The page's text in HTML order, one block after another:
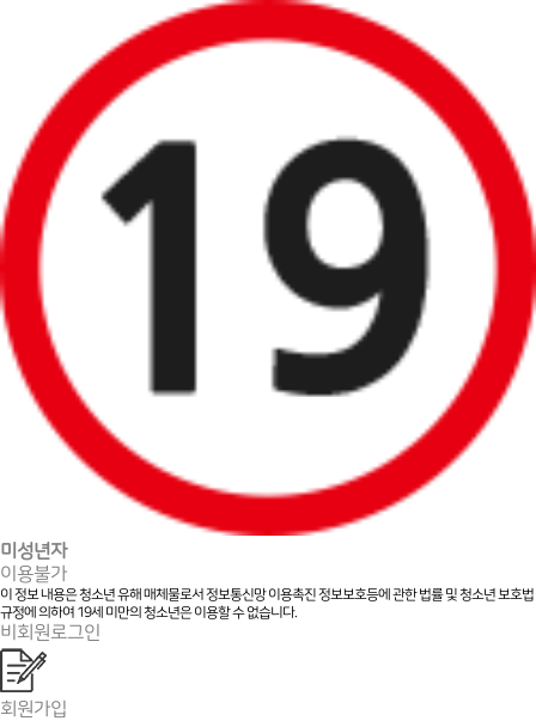
미성년자
이용불가
이 정보 내용은 청소년 유해 매체물로서 정보통신망 이용촉진 정보보호등에 관한 법률 및 청소년 보호법
규정에 의하여 19세 미만의 청소년은 이용할 수 없습니다.
비회원로그인
회원가입